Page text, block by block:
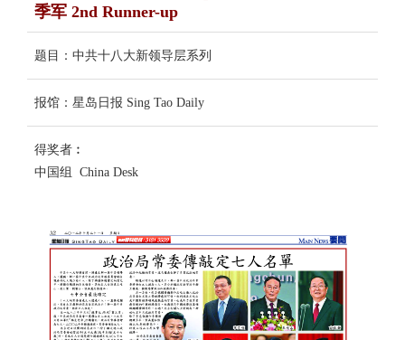
季军 2nd Runner-up
题目：中共十八大新领导层系列
报馆：星岛日报 Sing Tao Daily
得奖者︰
中国组 China Desk